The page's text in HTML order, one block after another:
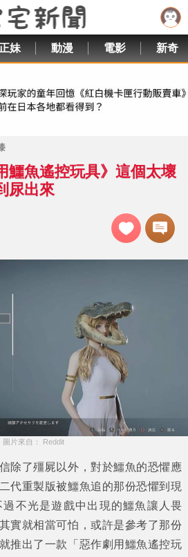
正妹 動漫 電影 新奇
鱷魚遙控玩具》這個太壞
尿出來
圖片來自： Reddit
除了殭屍以外，對於鱷魚的恐懼應
代重製版被鱷魚追的那份恐懼到現
不光是遊戲中出現的鱷魚讓人畏
實就相當可怕，或許是參考了那份
推出了一款「 惡作劇用鱷魚遙控玩